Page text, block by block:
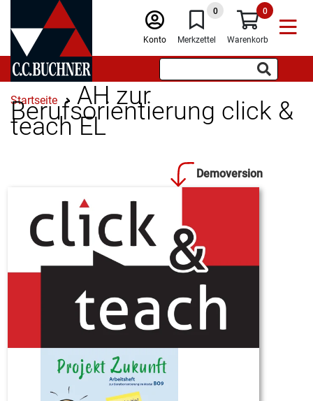
Konto
0
Merkzettel
0
Warenkorb
Startseite AH zur
Berufsorientierung click &
teach EL
Demoversion